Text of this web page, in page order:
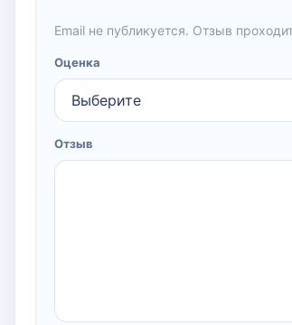
Email не публикуется. Отзыв
Оценка
Отзыв